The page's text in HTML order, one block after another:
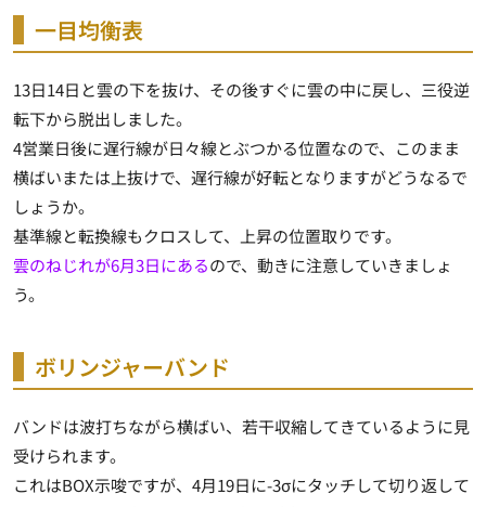
一目均衡表
13日14日と雲の下を抜け、その後すぐに雲の中に戻し、 三役逆
転下から脱出しました。
4営業日後に遅行線が日々線とぶつかる位置なので、このまま
横ばいまたは上抜けで、遅行線が好転となりますがどうなるで
しょうか。
基準線と転換線もクロスして、上昇の位置取りです。
雲のねじれが6月3日にあるので、動きに注意していきましょ
う。
ボリンジャーバンド
バンドは波打ちながら横ばい、若干収縮してきているように見
受けられます。
これはBOX示唆ですが、4月19日に-3σにタッチして切り返して